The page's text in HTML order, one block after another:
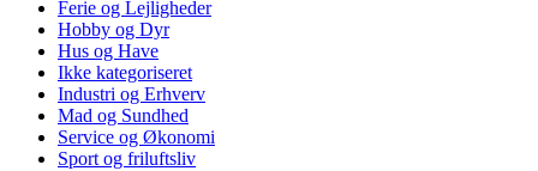
Ferie og Lejligheder
Hobby og Dyr
Hus og Have
Ikke kategoriseret
Industri og Erhverv
Mad og Sundhed
Service og Økonomi
Sport og friluftsliv